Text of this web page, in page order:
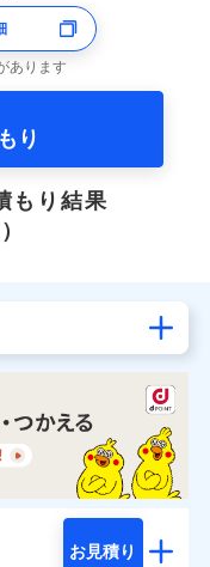
あります
り
もり結果
お見積り